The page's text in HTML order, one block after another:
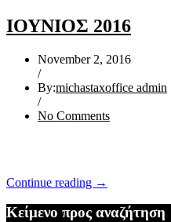
ΙΟΥΝΙΟΣ 2016
November 2, 2016
/
By:michastaxoffice admin
/
No Comments
Continue reading “ΙΟΥΝΙΟΣ
→
Κείμενο προς αναζήτηση